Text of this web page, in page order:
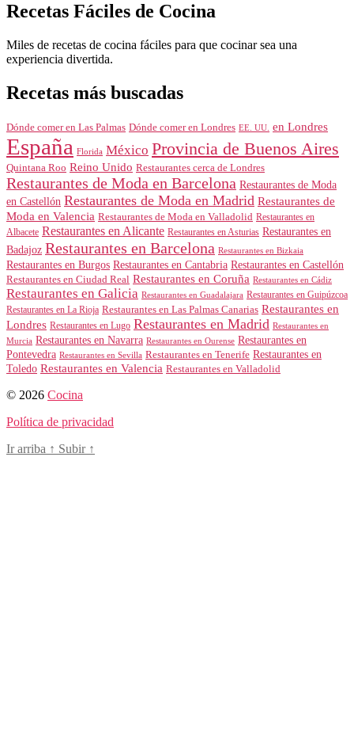
Recetas Fáciles de Cocina
Miles de recetas de cocina fáciles para que cocinar sea una
experiencia divertida.
Recetas más buscadas
Dónde comer en Las Palmas Dónde comer en Londres EE. UU. en Londres
España Florida México Provincia de Buenos Aires
Quintana Roo Reino Unido Restaurantes cerca de Londres
Restaurantes de Moda en Barcelona Restaurantes de Moda
en Castellón Restaurantes de Moda en Madrid Restaurantes de
Moda en Valencia Restaurantes de Moda en Valladolid Restaurantes en
Albacete Restaurantes en Alicante Restaurantes en Asturias Restaurantes en
Badajoz Restaurantes en Barcelona Restaurantes en Bizkaia
Restaurantes en Burgos Restaurantes en Cantabria Restaurantes en Castellón
Restaurantes en Ciudad Real Restaurantes en Coruña Restaurantes en Cádiz
Restaurantes en Galicia Restaurantes en Guadalajara Restaurantes en Guipúzcoa
Restaurantes en La Rioja Restaurantes en Las Palmas Canarias Restaurantes en
Londres Restaurantes en Lugo Restaurantes en Madrid Restaurantes en
Murcia Restaurantes en Navarra Restaurantes en Ourense Restaurantes en
Pontevedra Restaurantes en Sevilla Restaurantes en Tenerife Restaurantes en
Toledo Restaurantes en Valencia Restaurantes en Valladolid
© 2026 Cocina
Política de privacidad
Ir arriba ↑ Subir ↑